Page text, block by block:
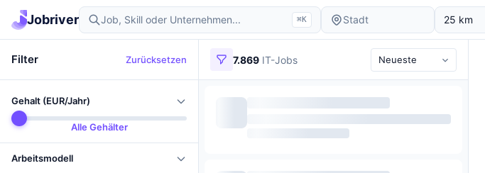
Jobriver ⌘K
Filter Zurücksetzen
Gehalt (EUR/Jahr)
Alle Gehälter
Arbeitsmodell
7.869 IT-Jobs